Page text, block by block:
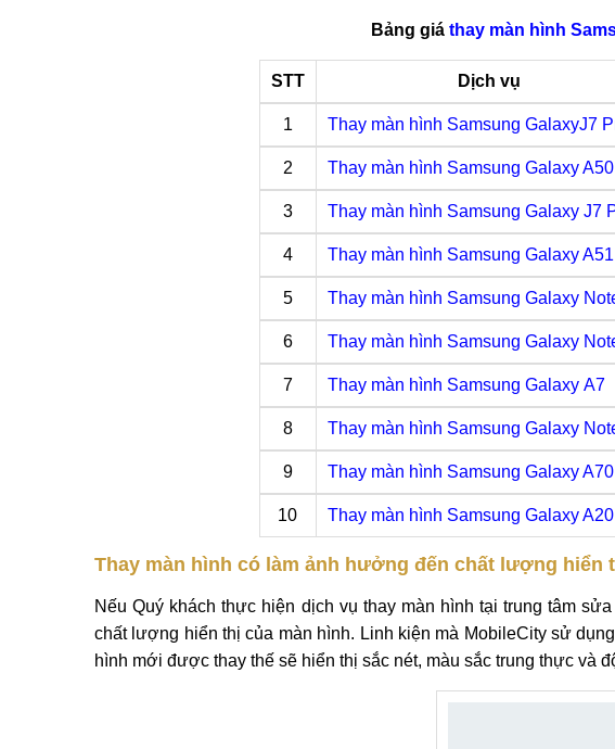
Bảng giá thay màn hình
STT Dịch vụ
1 Thay màn hình Samsung GalaxyJ7
2 Thay màn hình Samsung Galaxy A50
3 Thay màn hình Samsung Galaxy J7
4 Thay màn hình Samsung Galaxy A51
5 Thay màn hình Samsung Galaxy
6 Thay màn hình Samsung Galaxy
7 Thay màn hình Samsung Galaxy A7
8 Thay màn hình Samsung Galaxy
9 Thay màn hình Samsung Galaxy A70
10 Thay màn hình Samsung Galaxy A20
Thay màn hình có làm ảnh hưởng đến chất lượng hiển
Nếu Quý khách thực hiện dịch vụ thay màn hình tại trung tâm
chất lượng hiển thị của màn hình. Linh kiện mà MobileCity sử
hình mới được thay thế sẽ hiển thị sắc nét, màu sắc trung thực và